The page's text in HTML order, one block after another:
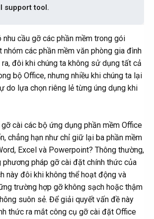
support tool.
nhu cầu gỡ các phần mềm trong gói
nhóm các phần mềm văn phòng gia đình
đôi khi chúng ta không sử dụng tất cả
bộ Office, nhưng nhiều khi chúng ta lại
do lựa chọn riêng lẻ từng úng dụng khi
cài các bộ ứng dụng phần mềm Office
chẳng hạn như chỉ giữ lại ba phần mềm
Excel và Powerpoint? Thông thường,
phương pháp gỡ cài đặt chính thức của
này đôi khi không thể hoạt động và
trường hợp gỡ không sạch hoặc thậm
suôn sẻ. Để giải quyết vấn đề này
thức ra mắt công cụ gỡ cài đặt Office